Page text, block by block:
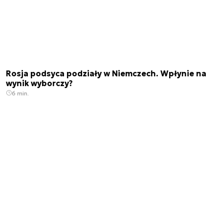
Rosja podsyca podziały w Niemczech. Wpłynie na
wynik wyborczy?
6 min.